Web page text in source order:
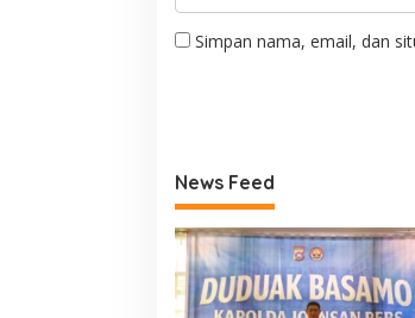
Simpan nama, email, dan
News Feed